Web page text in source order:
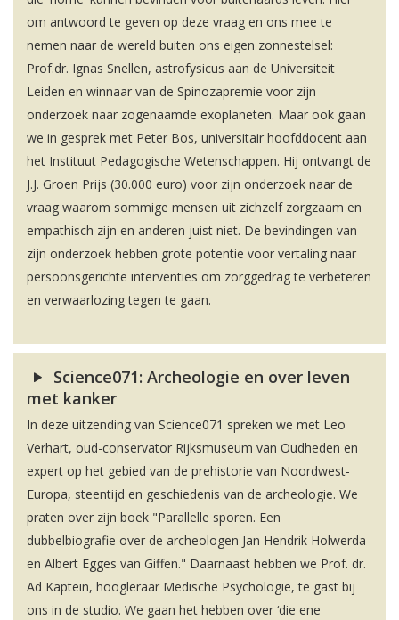
om antwoord te geven op deze vraag en ons mee te
nemen naar de wereld buiten ons eigen zonnestelsel:
Prof.dr. Ignas Snellen, astrofysicus aan de Universiteit
Leiden en winnaar van de Spinozapremie voor zijn
onderzoek naar zogenaamde exoplaneten. Maar ook gaan
we in gesprek met Peter Bos, universitair hoofddocent aan
het Instituut Pedagogische Wetenschappen. Hij ontvangt de
J.J. Groen Prijs (30.000 euro) voor zijn onderzoek naar de
vraag waarom sommige mensen uit zichzelf zorgzaam en
empathisch zijn en anderen juist niet. De bevindingen van
zijn onderzoek hebben grote potentie voor vertaling naar
persoonsgerichte interventies om zorggedrag te verbeteren
en verwaarlozing tegen te gaan.
Science071: Archeologie en over leven
met kanker
In deze uitzending van Science071 spreken we met Leo
Verhart, oud-conservator Rijksmuseum van Oudheden en
expert op het gebied van de prehistorie van Noordwest-
Europa, steentijd en geschiedenis van de archeologie. We
praten over zijn boek "Parallelle sporen. Een
dubbelbiografie over de archeologen Jan Hendrik Holwerda
en Albert Egges van Giffen." Daarnaast hebben we Prof. dr.
Ad Kaptein, hoogleraar Medische Psychologie, te gast bij
ons in de studio. We gaan het hebben over ‘die ene